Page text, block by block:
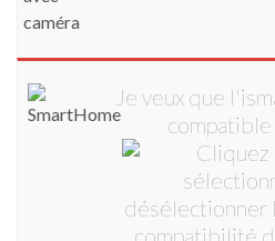
Je veux que
compatible